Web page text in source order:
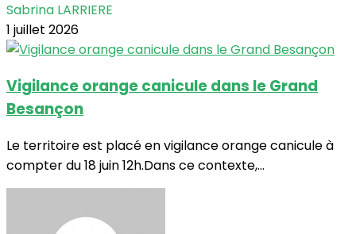
Sabrina LARRIERE
1 juillet 2026
Vigilance orange canicule dans le Grand
Besançon
Le territoire est placé en vigilance orange canicule à
compter du 18 juin 12h.Dans ce contexte,...